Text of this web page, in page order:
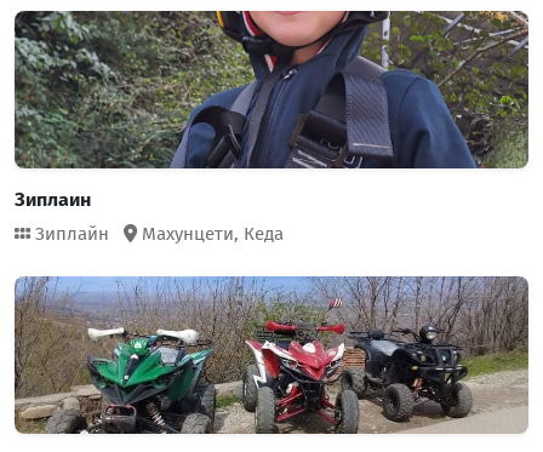
Зиплаин
Зиплайн Махунцети, Кеда